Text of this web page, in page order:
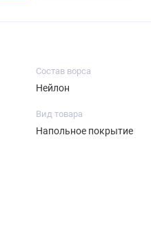
Состав ворса
Нейлон
Вид товара
Напольное покрытие